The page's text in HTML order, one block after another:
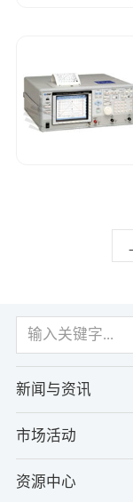
新闻与资讯
市场活动
资源中心